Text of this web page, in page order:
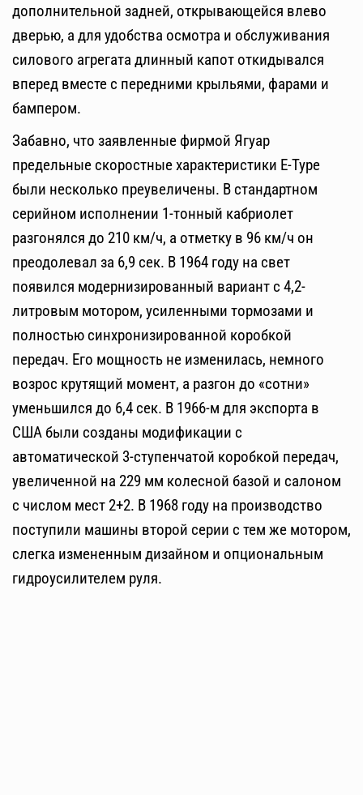
дополнительной задней, открывающейся влево
дверью, а для удобства осмотра и обслуживания
силового агрегата длинный капот откидывался
вперед вместе с передними крыльями, фарами и
бампером.
Забавно, что заявленные фирмой Ягуар
предельные скоростные характеристики E-Type
были несколько преувеличены. В стандартном
серийном исполнении 1-тонный кабриолет
разгонялся до 210 км/ч, а отметку в 96 км/ч он
преодолевал за 6,9 сек. В 1964 году на свет
появился модернизированный вариант с 4,2-
литровым мотором, усиленными тормозами и
полностью синхронизированной коробкой
передач. Его мощность не изменилась, немного
возрос крутящий момент, а разгон до «сотни»
уменьшился до 6,4 сек. В 1966-м для экспорта в
США были созданы модификации с
автоматической 3-ступенчатой коробкой передач,
увеличенной на 229 мм колесной базой и салоном
с числом мест 2+2. В 1968 году на производство
поступили машины второй серии с тем же мотором,
слегка измененным дизайном и опциональным
гидроусилителем руля.